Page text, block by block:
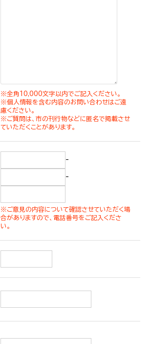
※全角10,000文字以内でご記入ください。
※個人情報を含む内容のお問い合わせはご遠
慮ください。
※ご質問は、市の刊行物などに匿名で掲載させ
ていただくことがあります。
-
-
※ご意見の内容について確認させていただく場
合がありますので、電話番号をご記入くださ
い。